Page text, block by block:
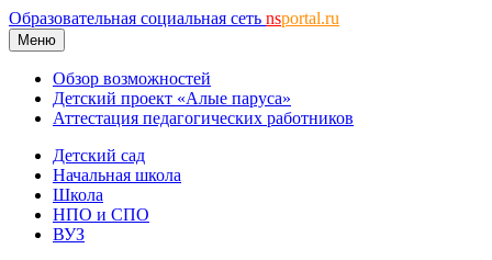
Образовательная социальная сеть nsportal.ru
Меню
Обзор возможностей
Детский проект «Алые паруса»
Аттестация педагогических работников
Детский сад
Начальная школа
Школа
НПО и СПО
ВУЗ